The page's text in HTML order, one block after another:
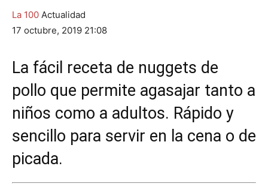
La 100 Actualidad
17 octubre, 2019 21:08
La fácil receta de nuggets de
pollo que permite agasajar tanto a
niños como a adultos. Rápido y
sencillo para servir en la cena o de
picada.